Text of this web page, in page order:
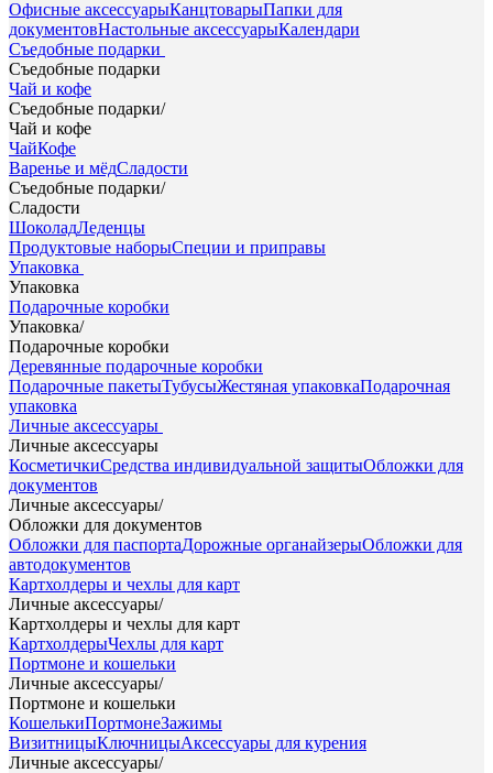
Офисные аксессуарыКанцтоварыПапки для
документовНастольные аксессуарыКалендари
Съедобные подарки
Съедобные подарки
Чай и кофе
Съедобные подарки/
Чай и кофе
ЧайКофе
Варенье и мёдСладости
Съедобные подарки/
Сладости
ШоколадЛеденцы
Продуктовые наборыСпеции и приправы
Упаковка
Упаковка
Подарочные коробки
Упаковка/
Подарочные коробки
Деревянные подарочные коробки
Подарочные пакетыТубусыЖестяная упаковкаПодарочная
упаковка
Личные аксессуары
Личные аксессуары
КосметичкиСредства индивидуальной защитыОбложки для
документов
Личные аксессуары/
Обложки для документов
Обложки для паспортаДорожные органайзерыОбложки для
автодокументов
Картхолдеры и чехлы для карт
Личные аксессуары/
Картхолдеры и чехлы для карт
КартхолдерыЧехлы для карт
Портмоне и кошельки
Личные аксессуары/
Портмоне и кошельки
КошелькиПортмонеЗажимы
ВизитницыКлючницыАксессуары для курения
Личные аксессуары/